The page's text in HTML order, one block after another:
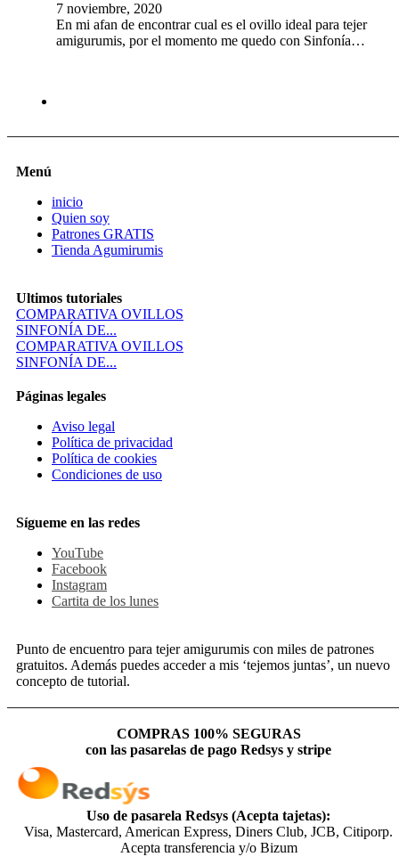
7 noviembre, 2020
En mi afan de encontrar cual es el ovillo ideal para tejer
amigurumis, por el momento me quedo con Sinfonía…
Menú
inicio
Quien soy
Patrones GRATIS
Tienda Agumirumis
Ultimos tutoriales
COMPARATIVA OVILLOS
SINFONÍA DE...
COMPARATIVA OVILLOS
SINFONÍA DE...
Páginas legales
Aviso legal
Política de privacidad
Política de cookies
Condiciones de uso
Sígueme en las redes
YouTube
Facebook
Instagram
Cartita de los lunes
Punto de encuentro para tejer amigurumis con miles de patrones
gratuitos. Además puedes acceder a mis ‘tejemos juntas’, un nuevo
concepto de tutorial.
COMPRAS 100% SEGURAS
con las pasarelas de pago Redsys y stripe
Uso de pasarela Redsys (Acepta tajetas):
Visa, Mastercard, American Express, Diners Club, JCB, Citiporp.
Acepta transferencia y/o Bizum